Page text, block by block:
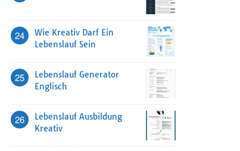
24
Wie Kreativ Darf Ein
Lebenslauf Sein
25
Lebenslauf Generator
Englisch
26
Lebenslauf Ausbildung
Kreativ